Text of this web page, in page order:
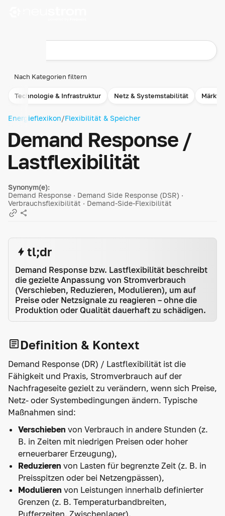
Nach Kategorien filtern
Technologie & Infrastruktur Netz & Systemstabilität Märkte
Energieflexikon/Flexibilität & Speicher
Demand Response /
Last­flexibilität
Synonym(e):
Demand Response · Demand Side Response (DSR) ·
Verbrauchsflexibilität · Demand-Side-Flexibilität
tl;dr
Demand Response bzw. Lastflexibilität beschreibt
die gezielte Anpassung von Stromverbrauch
(Verschieben, Reduzieren, Modulieren), um auf
Preise oder Netzsignale zu reagieren – ohne die
Produktion oder Qualität dauerhaft zu schädigen.
Definition & Kontext
Demand Response (DR) / Lastflexibilität ist die
Fähigkeit und Praxis, Stromverbrauch auf der
Nachfrageseite gezielt zu verändern, wenn sich Preise,
Netz- oder Systembedingungen ändern. Typische
Maßnahmen sind:
Verschieben von Verbrauch in andere Stunden (z.
B. in Zeiten mit niedrigen Preisen oder hoher
erneuerbarer Erzeugung),
Reduzieren von Lasten für begrenzte Zeit (z. B. in
Preisspitzen oder bei Netzengpässen),
Modulieren von Leistungen innerhalb definierter
Grenzen (z. B. Temperaturbandbreiten,